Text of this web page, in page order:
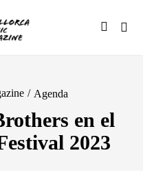
/ Agenda
en el
2023